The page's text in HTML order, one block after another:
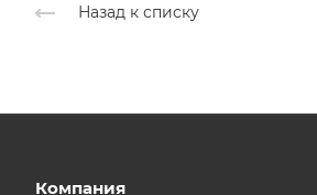
Назад к списку
Компания